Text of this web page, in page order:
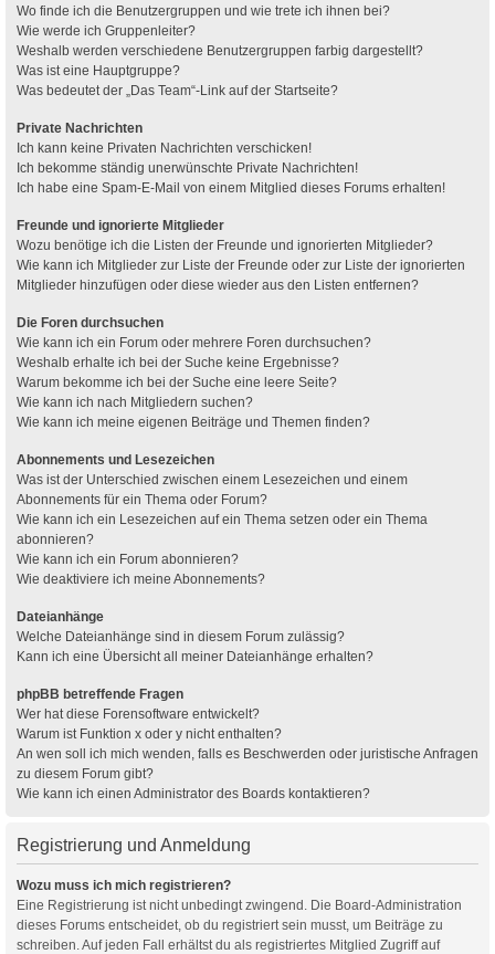
Wo finde ich die Benutzergruppen und wie trete ich ihnen bei?
Wie werde ich Gruppenleiter?
Weshalb werden verschiedene Benutzergruppen farbig dargestellt?
Was ist eine Hauptgruppe?
Was bedeutet der „Das Team“-Link auf der Startseite?
Private Nachrichten
Ich kann keine Privaten Nachrichten verschicken!
Ich bekomme ständig unerwünschte Private Nachrichten!
Ich habe eine Spam-E-Mail von einem Mitglied dieses Forums erhalten!
Freunde und ignorierte Mitglieder
Wozu benötige ich die Listen der Freunde und ignorierten Mitglieder?
Wie kann ich Mitglieder zur Liste der Freunde oder zur Liste der ignorierten
Mitglieder hinzufügen oder diese wieder aus den Listen entfernen?
Die Foren durchsuchen
Wie kann ich ein Forum oder mehrere Foren durchsuchen?
Weshalb erhalte ich bei der Suche keine Ergebnisse?
Warum bekomme ich bei der Suche eine leere Seite?
Wie kann ich nach Mitgliedern suchen?
Wie kann ich meine eigenen Beiträge und Themen finden?
Abonnements und Lesezeichen
Was ist der Unterschied zwischen einem Lesezeichen und einem
Abonnements für ein Thema oder Forum?
Wie kann ich ein Lesezeichen auf ein Thema setzen oder ein Thema
abonnieren?
Wie kann ich ein Forum abonnieren?
Wie deaktiviere ich meine Abonnements?
Dateianhänge
Welche Dateianhänge sind in diesem Forum zulässig?
Kann ich eine Übersicht all meiner Dateianhänge erhalten?
phpBB betreffende Fragen
Wer hat diese Forensoftware entwickelt?
Warum ist Funktion x oder y nicht enthalten?
An wen soll ich mich wenden, falls es Beschwerden oder juristische Anfragen
zu diesem Forum gibt?
Wie kann ich einen Administrator des Boards kontaktieren?
Registrierung und Anmeldung
Wozu muss ich mich registrieren?
Eine Registrierung ist nicht unbedingt zwingend. Die Board-Administration
dieses Forums entscheidet, ob du registriert sein musst, um Beiträge zu
schreiben. Auf jeden Fall erhältst du als registriertes Mitglied Zugriff auf